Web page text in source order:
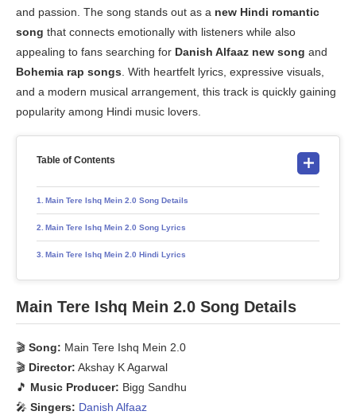
and passion. The song stands out as a new Hindi romantic
song that connects emotionally with listeners while also
appealing to fans searching for Danish Alfaaz new song and
Bohemia rap songs. With heartfelt lyrics, expressive visuals,
and a modern musical arrangement, this track is quickly gaining
popularity among Hindi music lovers.
Table of Contents
Main Tere Ishq Mein 2.0 Song Details
Main Tere Ishq Mein 2.0 Song Lyrics
Main Tere Ishq Mein 2.0 Hindi Lyrics
Main Tere Ishq Mein 2.0 Song Details
🎬 Song: Main Tere Ishq Mein 2.0
🎬 Director: Akshay K Agarwal
🎵 Music Producer: Bigg Sandhu
🎤 Singers: Danish Alfaaz